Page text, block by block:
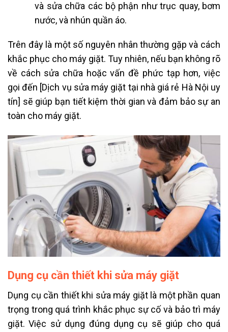
và sửa chữa các bộ phận như trục quay, bơm
nước, và nhún quần áo.
Trên đây là một số nguyên nhân thường gặp và cách
khắc phục cho máy giặt. Tuy nhiên, nếu bạn không rõ
về cách sửa chữa hoặc vấn đề phức tạp hơn, việc
gọi đến [Dịch vụ sửa máy giặt tại nhà giá rẻ Hà Nội uy
tín] sẽ giúp bạn tiết kiệm thời gian và đảm bảo sự an
toàn cho máy giặt.
Dụng cụ cần thiết khi sửa máy giặt
Dụng cụ cần thiết khi sửa máy giặt là một phần quan
trọng trong quá trình khắc phục sự cố và bảo trì máy
giặt. Việc sử dụng đúng dụng cụ sẽ giúp cho quá